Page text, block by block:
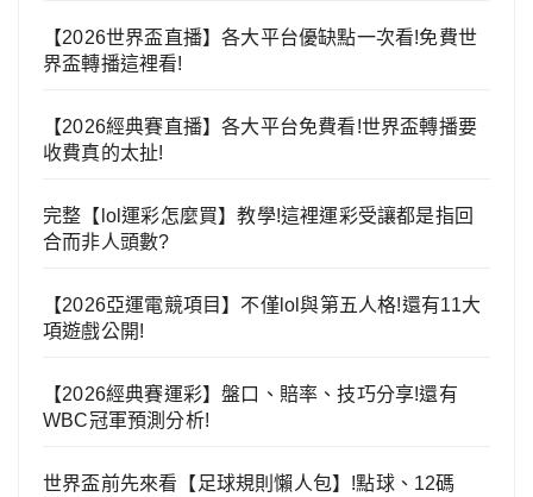
【2026世界盃直播】各大平台優缺點一次看!免費世
界盃轉播這裡看!
【2026經典賽直播】各大平台免費看!世界盃轉播要
收費真的太扯!
完整【lol運彩怎麼買】教學!這裡運彩受讓都是指回
合而非人頭數?
【2026亞運電競項目】不僅lol與第五人格!還有11大
項遊戲公開!
【2026經典賽運彩】盤口、賠率、技巧分享!還有
WBC冠軍預測分析!
世界盃前先來看【足球規則懶人包】!點球、12碼